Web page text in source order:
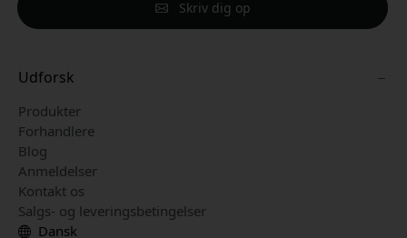
Skriv dig op
Udforsk
Produkter
Forhandlere
Blog
Anmeldelser
Kontakt os
Salgs- og leveringsbetingelser
Dansk